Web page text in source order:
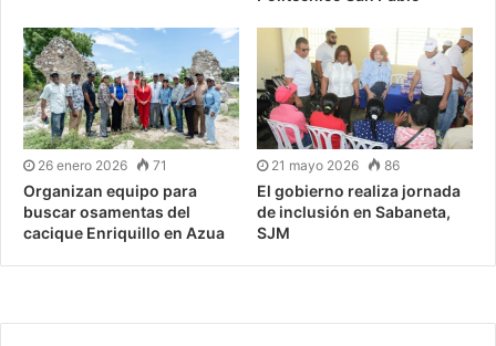
26 enero 2026 71
Organizan equipo para
buscar osamentas del
cacique Enriquillo en Azua
21 mayo 2026 86
El gobierno realiza jornada
de inclusión en Sabaneta,
SJM